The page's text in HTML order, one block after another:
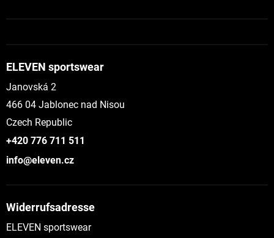
ELEVEN sportswear
Janovská 2
466 04 Jablonec nad Nisou
Czech Republic
+420 776 711 511
info@eleven.cz
Widerrufsadresse
ELEVEN sportswear